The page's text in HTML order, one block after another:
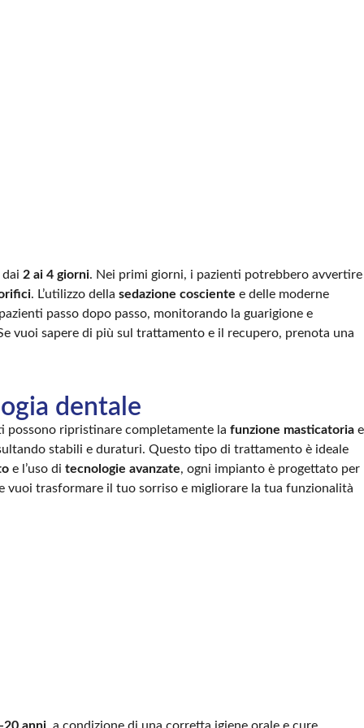
2 ai 4 giorni. Nei primi giorni, i pazienti potrebbero avvertire
. L’utilizzo della sedazione cosciente e delle moderne
passo dopo passo, monitorando la guarigione e
vuoi sapere di più sul trattamento e il recupero, prenota una
dentale
possono ripristinare completamente la funzione masticatoria e
stabili e duraturi. Questo tipo di trattamento è ideale
e l’uso di tecnologie avanzate, ogni impianto è progettato per
vuoi trasformare il tuo sorriso e migliorare la tua funzionalità
20 anni , a condizione di una corretta igiene orale e cure